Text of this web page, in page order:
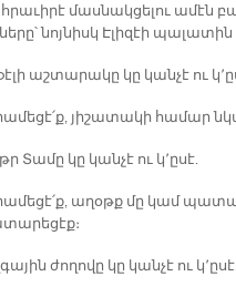
հրաւիրէ մասնակցելու ամէն
նոյնիսկ Էլիզէի պալատին
աշտարակը կը կանչէ ու
յիշատակի համար
Տամը կը կանչէ ու կ՚ըսէ.
աղօթք մը կամ
ժողովը կը կանչէ ու կ՚ըսէ.